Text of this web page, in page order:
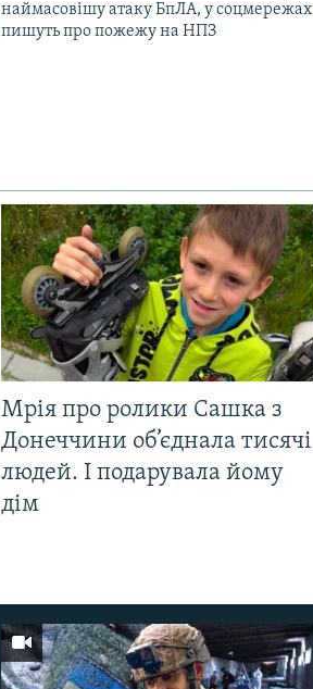
наймасовішу атаку БпЛА, у соцмережах
пишуть про пожежу на НПЗ
Мрія про ролики Сашка з
Донеччини об’єднала тисячі
людей. І подарувала йому
дім